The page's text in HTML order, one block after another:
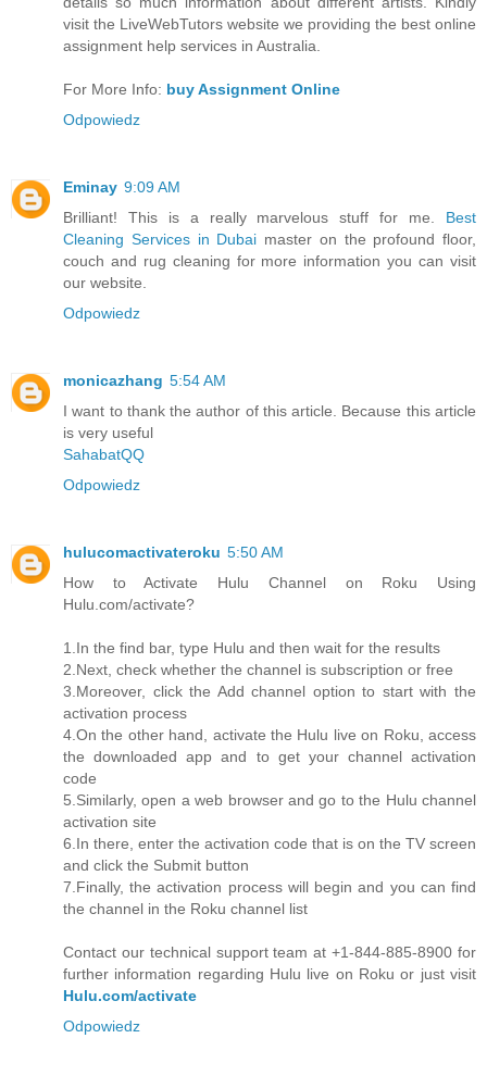
visit the LiveWebTutors website we providing the best online
assignment help services in Australia.
For More Info: buy Assignment Online
Odpowiedz
Eminay 9:09 AM
Brilliant! This is a really marvelous stuff for me. Best
Cleaning Services in Dubai master on the profound floor,
couch and rug cleaning for more information you can visit
our website.
Odpowiedz
monicazhang 5:54 AM
I want to thank the author of this article. Because this article
is very useful
SahabatQQ
Odpowiedz
hulucomactivateroku 5:50 AM
How to Activate Hulu Channel on Roku Using
Hulu.com/activate?
1.In the find bar, type Hulu and then wait for the results
2.Next, check whether the channel is subscription or free
3.Moreover, click the Add channel option to start with the
activation process
4.On the other hand, activate the Hulu live on Roku, access
the downloaded app and to get your channel activation
code
5.Similarly, open a web browser and go to the Hulu channel
activation site
6.In there, enter the activation code that is on the TV screen
and click the Submit button
7.Finally, the activation process will begin and you can find
the channel in the Roku channel list
Contact our technical support team at +1-844-885-8900 for
further information regarding Hulu live on Roku or just visit
Hulu.com/activate
Odpowiedz